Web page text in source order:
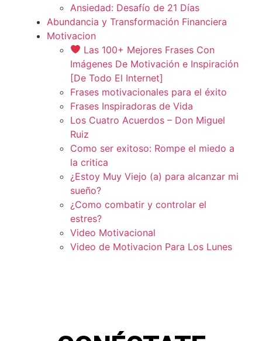
Ansiedad: Desafío de 21 Días
Abundancia y Transformación Financiera
Motivacion
Las 100+ Mejores Frases Con
Imágenes De Motivación e Inspiración
[De Todo El Internet]
Frases motivacionales para el éxito
Frases Inspiradoras de Vida
Los Cuatro Acuerdos – Don Miguel
Ruiz
Como ser exitoso: Rompe el miedo a
la critica
¿Estoy Muy Viejo (a) para alcanzar mi
sueño?
¿Como combatir y controlar el
estres?
Video Motivacional
Video de Motivacion Para Los Lunes